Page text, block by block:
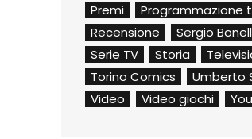
Premi
Programmazione
Recensione
Sergio
Serie TV
Storia
Torino Comics
Umberto
Video
Video giochi